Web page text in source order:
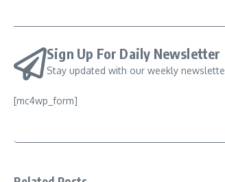
Sign Up For Daily Newsletter
Stay updated with our weekly
[mc4wp_form]